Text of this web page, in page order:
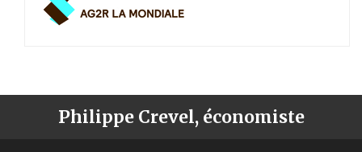
Philippe Crevel, économiste